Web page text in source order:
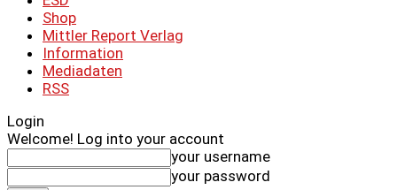
Shop
Mittler Report Verlag
Information
Mediadaten
RSS
Login
Welcome! Log into your account
your username
your password